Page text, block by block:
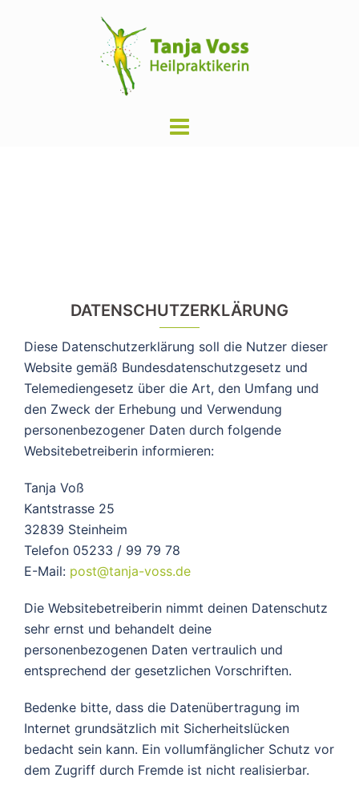
Menü
DATENSCHUTZERKLÄRUNG
Diese Datenschutzerklärung soll die Nutzer dieser
Website gemäß Bundesdatenschutzgesetz und
Telemediengesetz über die Art, den Umfang und
den Zweck der Erhebung und Verwendung
personenbezogener Daten durch folgende
Websitebetreiberin informieren:
Tanja Voß
Kantstrasse 25
32839 Steinheim
Telefon 05233 / 99 79 78
E-Mail: post@tanja-voss.de
Die Websitebetreiberin nimmt deinen Datenschutz
sehr ernst und behandelt deine
personenbezogenen Daten vertraulich und
entsprechend der gesetzlichen Vorschriften.
Bedenke bitte, dass die Datenübertragung im
Internet grundsätzlich mit Sicherheitslücken
bedacht sein kann. Ein vollumfänglicher Schutz vor
dem Zugriff durch Fremde ist nicht realisierbar.